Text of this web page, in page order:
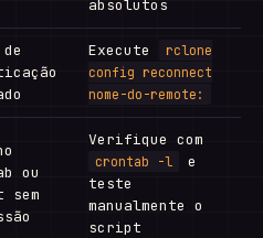
absolutos
Execute
rclone
config reconnect
nome-do-remote:
ou
Verifique com
crontab -l
e
teste
manualmente o
script